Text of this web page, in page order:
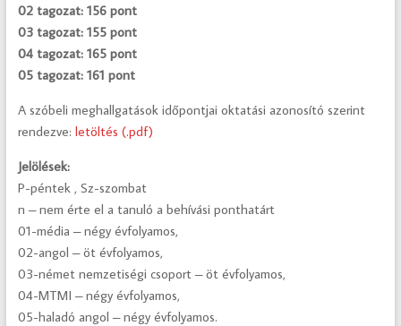
02 tagozat: 156 pont
03 tagozat: 155 pont
04 tagozat: 165 pont
05 tagozat: 161 pont
A szóbeli meghallgatások időpontjai oktatási azonosító szerint
rendezve: letöltés (.pdf)
Jelölések:
P-péntek , Sz-szombat
n – nem érte el a tanuló a behívási ponthatárt
01-média – négy évfolyamos,
02-angol – öt évfolyamos,
03-német nemzetiségi csoport – öt évfolyamos,
04-MTMI – négy évfolyamos,
05-haladó angol – négy évfolyamos.